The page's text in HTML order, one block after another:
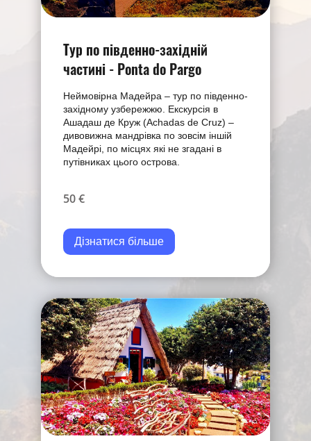
Тур по південно-західній
частині - Ponta do Pargo
Неймовірна Мадейра – тур по південно-
західному узбережжю. Екскурсія в
Ашадаш де Круж (Achadas de Cruz) –
дивовижна мандрівка по зовсім іншій
Мадейрі, по місцях які не згадані в
путівниках цього острова.
50 €
Дізнатися більше